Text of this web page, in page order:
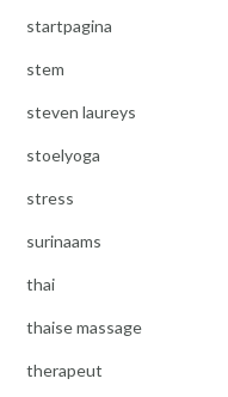
startpagina
stem
steven laureys
stoelyoga
stress
surinaams
thai
thaise massage
therapeut